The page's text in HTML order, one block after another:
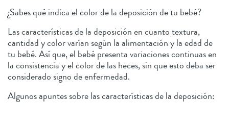
¿Sabes qué indica el color de la deposición de tu bebé?
Las características de la deposición en cuanto textura,
cantidad y color varían según la alimentación y la edad de
tu bebé. Así que, el bebé presenta variaciones continuas en
la consistencia y el color de las heces, sin que esto deba ser
considerado signo de enfermedad.
Algunos apuntes sobre las características de la deposición: